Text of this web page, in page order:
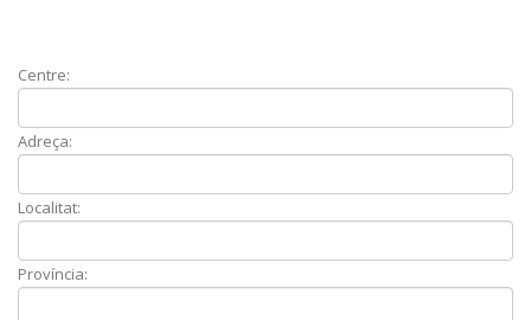
Centre:
Adreça:
Localitat:
Província: